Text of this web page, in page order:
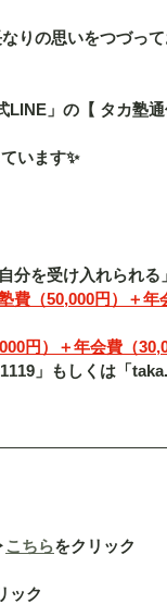
りの思いをつづって
」の【 タカ塾
います✨
分を受け入れられる
（50,000円）＋年
円）＋年会費（
」もしくは「
こちらをクリック
ック